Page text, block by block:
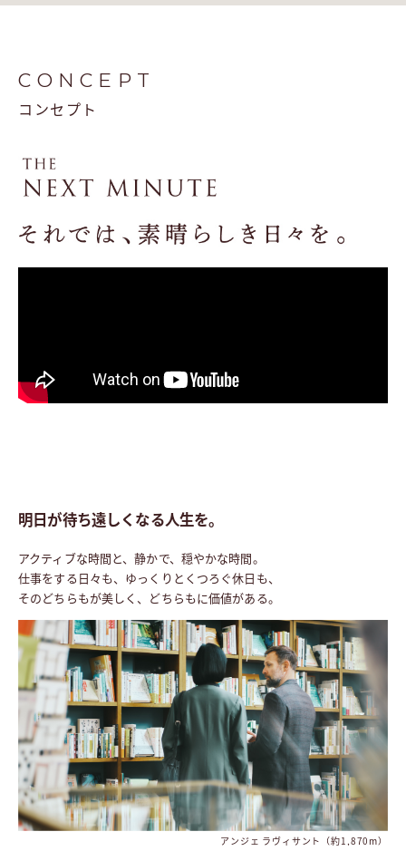
物件エントリー
右記ボタンよりエントリーいただけます｡
物件エントリー
マイページ専用URLをメールで送付
エントリー完了後、限定サイトへアクセスできるURLをお客さまのメールア
ドレス宛てにお送りいたします。
● マイページ専用URLは物件エントリーいただいた翌日以降にお送りいたします。
CONCEPT
コンセプト
明日が待ち遠しくなる人生を。
アクティブな時間と、静かで、穏やかな時間。
仕事をする日々も、ゆっくりとくつろぐ休日も、
そのどちらもが美しく、どちらもに価値がある。
アンジェ ラヴィサント（約1,870m）